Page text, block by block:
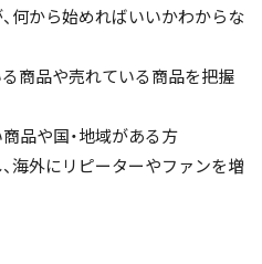
何から始めればいいかわからな
商品や売れている商品を把握
品や国・地域がある方
海外にリピーターやファンを増